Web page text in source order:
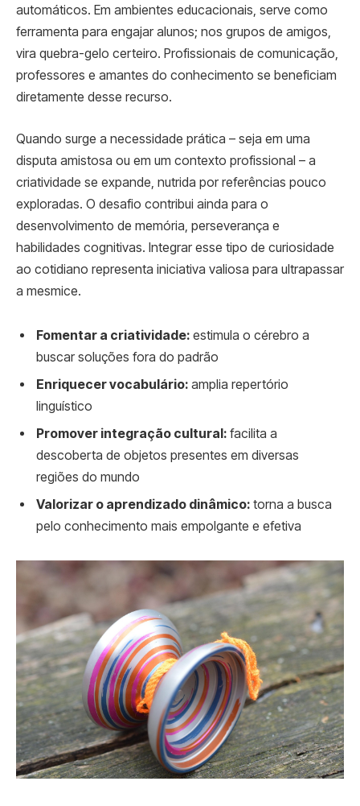
automáticos. Em ambientes educacionais, serve como
ferramenta para engajar alunos; nos grupos de amigos,
vira quebra-gelo certeiro. Profissionais de comunicação,
professores e amantes do conhecimento se beneficiam
diretamente desse recurso.
Quando surge a necessidade prática – seja em uma
disputa amistosa ou em um contexto profissional – a
criatividade se expande, nutrida por referências pouco
exploradas. O desafio contribui ainda para o
desenvolvimento de memória, perseverança e
habilidades cognitivas. Integrar esse tipo de curiosidade
ao cotidiano representa iniciativa valiosa para ultrapassar
a mesmice.
Fomentar a criatividade: estimula o cérebro a
buscar soluções fora do padrão
Enriquecer vocabulário: amplia repertório
linguístico
Promover integração cultural: facilita a
descoberta de objetos presentes em diversas
regiões do mundo
Valorizar o aprendizado dinâmico: torna a busca
pelo conhecimento mais empolgante e efetiva